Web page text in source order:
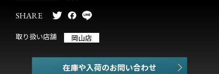
SHARE
取り扱い店舗 岡山店
在庫や入荷のお問い合わせ